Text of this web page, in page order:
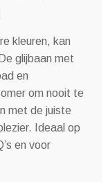
kleuren, kan
glijbaan met
en
om nooit te
met de juiste
Ideaal op
en voor